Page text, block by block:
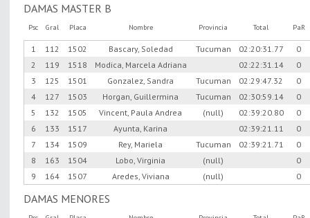
DAMAS MASTER B
Psc Gral Placa Nombre Provincia Total PaR
1 112 1502 Bascary, Soledad Tucuman 02:20:31.77
0
2
119 1518 Modica, Marcela Adriana 02:22:31.14
0
3
125 1501 Gonzalez, Sandra Tucuman 02:29:47.32
0
4
127 1503 Horgan, Guillermina Tucuman 02:30:59.14
0
5
132 1505 Vincent, Paula Andrea (null) 02:39:20.80
0
6
133 1517 Ayunta, Karina 02:39:21.11
0
7
134 1509 Rey, Mariela Tucuman 02:39:21.71
0
8
163 1504 Lobo, Virginia (null)
0
9
164 1507 Aredes, Viviana (null) 0
DAMAS MENORES